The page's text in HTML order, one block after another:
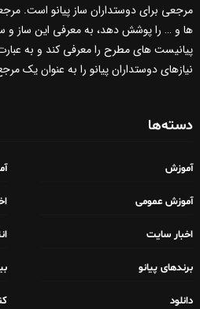
مرجعی برای دوستداران ساز پیانو است.
ها و … را پوشش دهد، به معرفی این ساز و
پیانیست های مطرح را معرفی کند و به
نیازهای دوستداران پیانو را به عنوان یک
دسته‌ها
آموزش
آموزش عمومی
اخبار سایت
برندهای پیانو
دانلود